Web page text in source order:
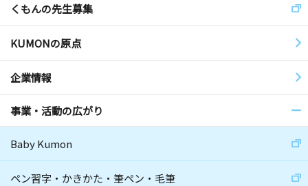
くもんの先生募集
KUMONの原点
企業情報
事業・活動の広がり
Baby Kumon
ペン習字・かきかた・筆ペン・毛筆